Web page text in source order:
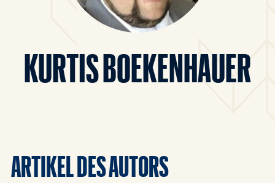
KURTIS BOEKENHAUER
ARTIKEL DES AUTORS